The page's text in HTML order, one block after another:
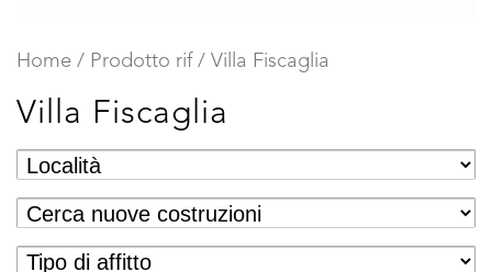
Home / Prodotto rif / Villa Fiscaglia
Villa Fiscaglia